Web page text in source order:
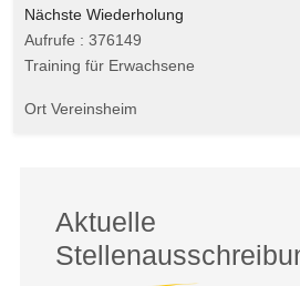
Nächste Wiederholung
Aufrufe : 376149
Training für Erwachsene
Ort Vereinsheim
Aktuelle